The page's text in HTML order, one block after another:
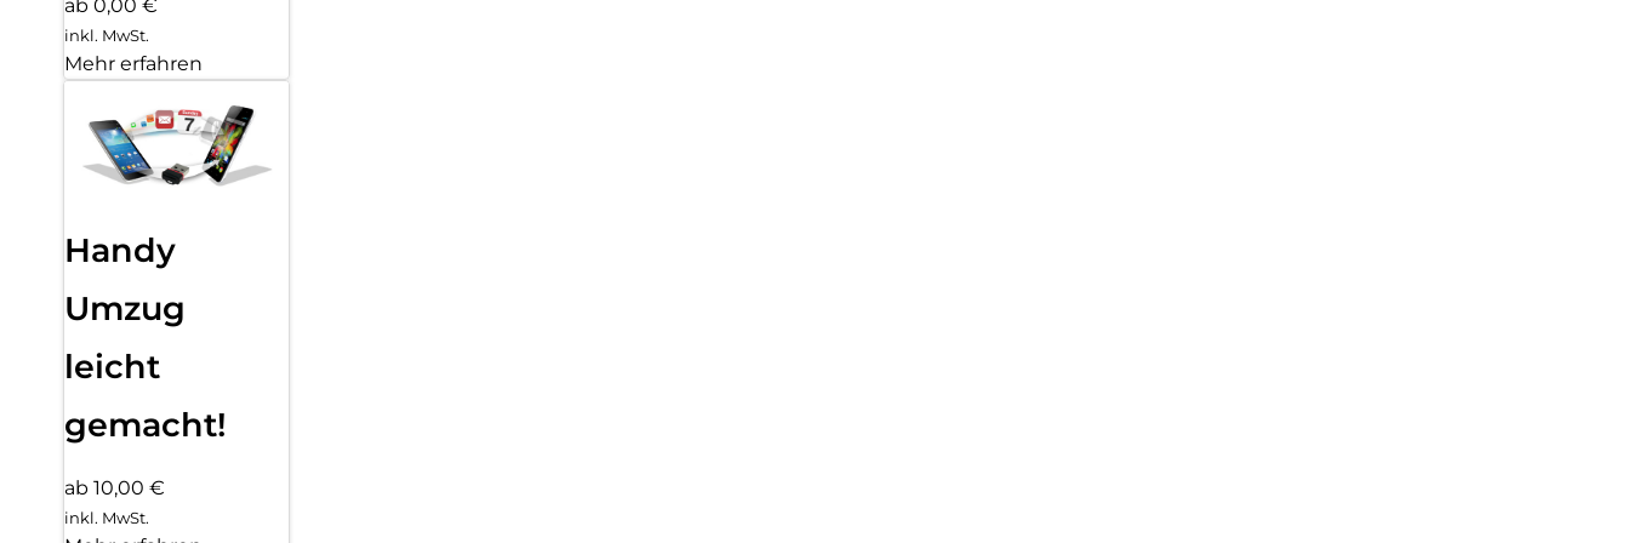
ab 0,00 €
inkl. MwSt.
Mehr erfahren
Handy
Umzug
leicht
gemacht!
ab 10,00 €
inkl. MwSt.